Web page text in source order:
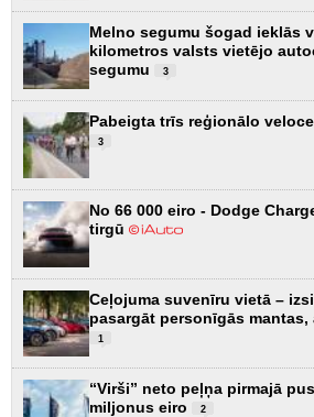
Melno segumu šogad ieklās
kilometros valsts vietējo
segumu
3
Pabeigta trīs reģionālo
3
No 66 000 eiro - Dodge
tirgū
Ceļojuma suvenīru vietā –
pasargāt personīgās
1
“Virši” neto peļņa pirmajā
miljonus eiro
2